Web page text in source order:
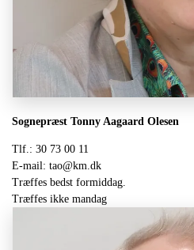
Sognepræst Tonny Aagaard Olesen
Tlf.: 30 73 00 11
E-mail: tao@km.dk
Træffes bedst formiddag.
Træffes ikke mandag